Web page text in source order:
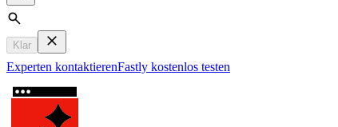
Search
Klar
Experten kontaktierenFastly kostenlos testen